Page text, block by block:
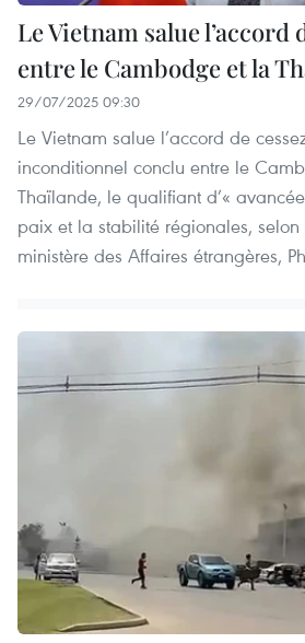
Le Vietnam salue l’accord
entre le Cambodge et la
29/07/2025 09:30
Le Vietnam salue l’accord de
inconditionnel conclu entre le
Thaïlande, le qualifiant d’«
paix et la stabilité régionales,
ministère des Affaires étrangères,